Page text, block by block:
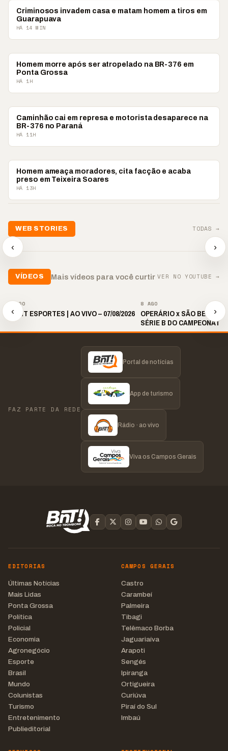
POLICIAL
Criminosos invadem casa e matam homem a tiros em
Guarapuava
HÁ 14 MIN
POLICIAL
Homem morre após ser atropelado na BR-376 em
Ponta Grossa
HÁ 1H
POLICIAL
Caminhão cai em represa e motorista desaparece na
BR-376 no Paraná
HÁ 11H
POLICIAL
Homem ameaça moradores, cita facção e acaba
preso em Teixeira Soares
HÁ 13H
WEB STORIES TODAS →
‹
📢💜 Agosto Lilás
reforça combate à
violência contra a
mulher
📢 Noite
chega
oração
›
VÍDEOS Mais vídeos para você curtir VER NO YOUTUBE →
‹
8 AGO
🎙️ BNT ESPORTES | AO VIVO – 07/08/2026
8 AGO
OPERÁRIO x SÃO
SÉRIE B DO
2026 | 19H30
›
FAZ PARTE DA REDE
Portal de notícias
App de turismo
Rádio · ao vivo
Viva os Campos Gerais
EDITORIAS
Últimas Notícias
Mais Lidas
Ponta Grossa
Política
Policial
Economia
Agronegócio
Esporte
Brasil
Mundo
Colunistas
Turismo
Entretenimento
Publieditorial
CAMPOS GERAIS
Castro
Carambeí
Palmeira
Tibagi
Telêmaco Borba
Jaguariaíva
Arapoti
Sengés
Ipiranga
Ortigueira
Curiúva
Piraí do Sul
Imbaú